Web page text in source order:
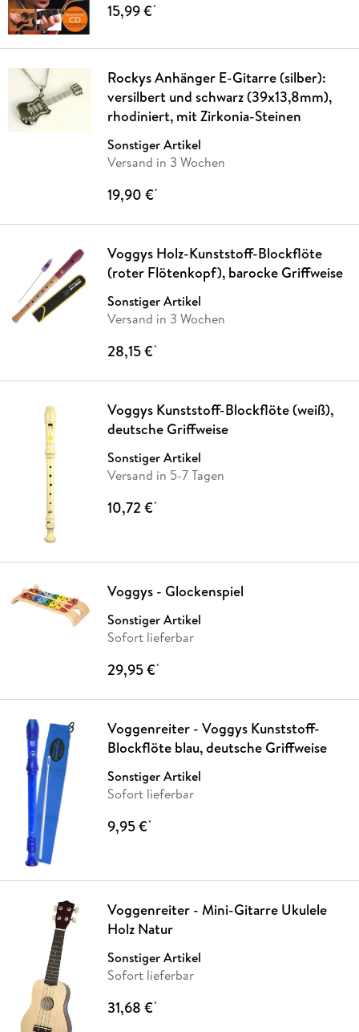
15,99 €*
Rockys Anhänger E-Gitarre (silber):
versilbert und schwarz (39x13,8mm),
rhodiniert, mit Zirkonia-Steinen
Sonstiger Artikel
Versand in 3 Wochen
19,90 €*
Voggys Holz-Kunststoff-Blockflöte
(roter Flötenkopf), barocke Griffweise
Sonstiger Artikel
Versand in 3 Wochen
28,15 €*
Voggys Kunststoff-Blockflöte (weiß),
deutsche Griffweise
Sonstiger Artikel
Versand in 5-7 Tagen
10,72 €*
Voggys - Glockenspiel
Sonstiger Artikel
Sofort lieferbar
29,95 €*
Voggenreiter - Voggys Kunststoff-
Blockflöte blau, deutsche Griffweise
Sonstiger Artikel
Sofort lieferbar
9,95 €*
Voggenreiter - Mini-Gitarre Ukulele
Holz Natur
Sonstiger Artikel
Sofort lieferbar
31,68 €*